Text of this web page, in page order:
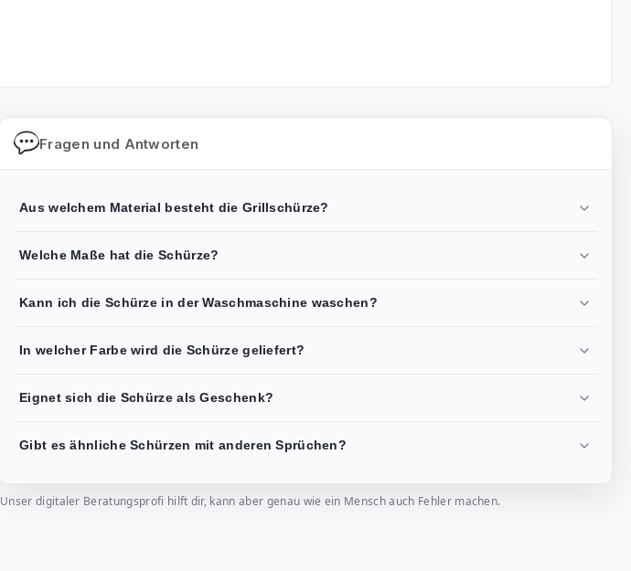
Fragen und Antworten
Aus welchem Material besteht die Grillschürze?
Welche Maße hat die Schürze?
Kann ich die Schürze in der Waschmaschine waschen?
In welcher Farbe wird die Schürze geliefert?
Eignet sich die Schürze als Geschenk?
Gibt es ähnliche Schürzen mit anderen Sprüchen?
Unser digitaler Beratungsprofi hilft dir, kann aber genau wie ein Mensch auch Fehler machen.